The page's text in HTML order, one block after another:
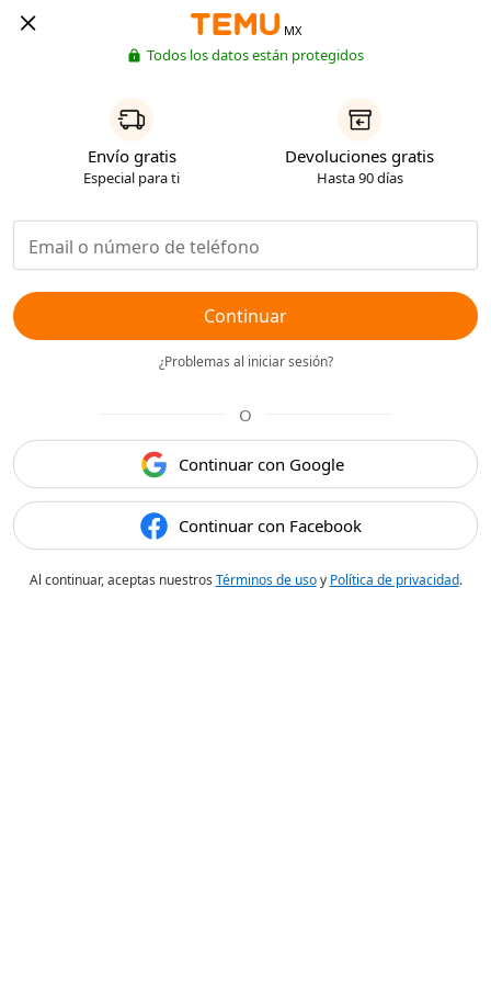
MX
Todos los datos están protegidos
Envío gratis
Especial para ti
Devoluciones gratis
Hasta 90 días
Continuar
¿Problemas al iniciar sesión?
O
Continuar con Google
Continuar con Facebook
Al continuar, aceptas nuestros Términos de usoy Política de privacidad.